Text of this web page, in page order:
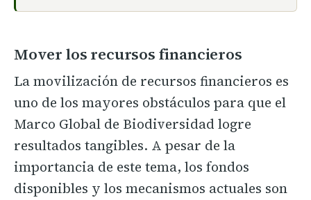
Mover los recursos financieros
La movilización de recursos financieros es
uno de los mayores obstáculos para que el
Marco Global de Biodiversidad logre
resultados tangibles. A pesar de la
importancia de este tema, los fondos
disponibles y los mecanismos actuales son